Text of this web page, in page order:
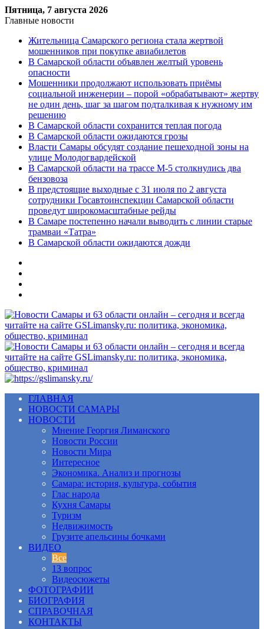
Пятница, 7 августа 2026
Главные новости
Жительница Самарского региона стала жертвой
мошенников при покупке авиабилетов
В Самарской области объявлен желтый уровень
опасности
Мошенники продолжают использовать приёмы
социальной инженерии – порой «обрабатывают» жертву
не один день, шаг за шагом подталкивая к нужному им
решению
В Самарской области сохранится теплая погода
В Самарской области ожидаются грозы
Власти Самары обсудят создание пешеходной зоны на
улице Молодогвардейской
В Самарской области на трассе М-5 столкнулись два
бензовоза
В предстоящие выходные с 31 июля по 2 августа
сотрудники Госавтоинспекции Самарской области
проведут широкомасштабные рейды
В Самаре постепенно начали выводить с линии старые
трамваи «Татра»
В Самарской области ожидаются дожди
Меню
ГЛАВНАЯ
НОВОСТИ САМАРЫ
НОВОСТИ
Мнение Георгия Лиманского
Новости России
Новости Мира
Интересное
Экономика. Анализ и прогнозы
Самара: история, культура, события
Глас народа
Кухня Самары
Туризм
Недвижимость
Грузите апельсины бочками
ВИДЕО
Все
13 вопрос
Видеосюжеты
ФОТОГРАФИИ
БИОГРАФИЯ
СПРАВОЧНАЯ
КОНТАКТЫ